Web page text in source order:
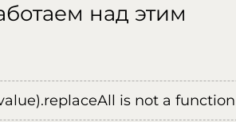
над этим
is not a function